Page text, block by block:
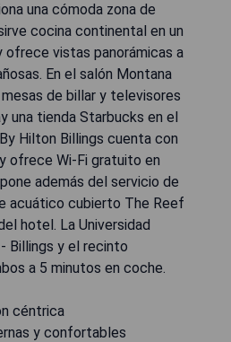
una cómoda zona de
cocina continental en un
vistas panorámicas a
En el salón Montana
de billar y televisores
una tienda Starbucks en el
Hilton Billings cuenta con
ofrece Wi-Fi gratuito en
además del servicio de
acuático cubierto The Reef
hotel. La Universidad
Billings y el recinto
a 5 minutos en coche.
céntrica
y confortables